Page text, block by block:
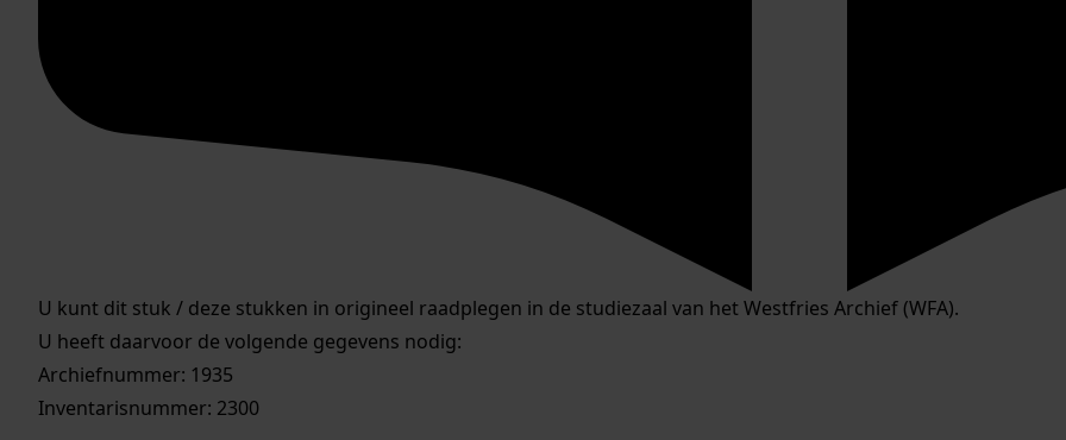
U kunt dit stuk / deze stukken in origineel raadplegen in de studiezaal van het Westfries Archief (WFA).
U heeft daarvoor de volgende gegevens nodig:
Archiefnummer: 1935
Inventarisnummer: 2300